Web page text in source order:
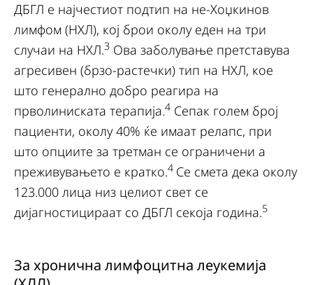
ДБГЛ е најчестиот подтип на не-Хоџкинов
лимфом (НХЛ), кој брои околу еден на три
случаи на НХЛ.3 Ова заболување претставува
агресивен (брзо-растечки) тип на НХЛ, кое
што генерално добро реагира на
прволиниската терапија.4 Сепак голем број
пациенти, околу 40% ќе имаат релапс, при
што опциите за третман се ограничени а
преживувањето е кратко.4 Се смета дека околу
123.000 лица низ целиот свет се
дијагностицираат со ДБГЛ секоја година.5
За хронична лимфоцитна леукемија